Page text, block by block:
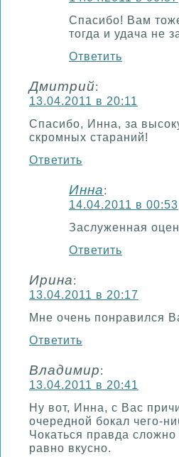
Спасибо! Вам
тогда и удача не
Ответить
Дмитрий:
13.04.2011 в 20:11
Спасибо, Инна, за
скромных стараний!
Ответить
Инна:
14.04.2011 в 00:53
Заслуженная
Ответить
Ирина:
13.04.2011 в 20:17
Мне очень понравился
Ответить
Владимир:
13.04.2011 в 20:41
Ну вот, Инна, с Вас
очередной бокал чего-
Чокаться правда
равно вкусно.